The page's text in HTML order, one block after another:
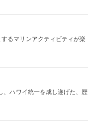
るマリンアクティビティが楽
、ハワイ統一を成し遂げた、歴